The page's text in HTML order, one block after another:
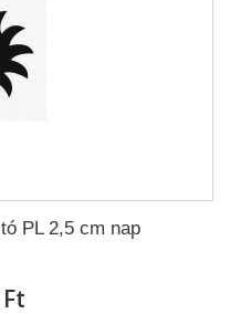
PL 2,5 cm nap